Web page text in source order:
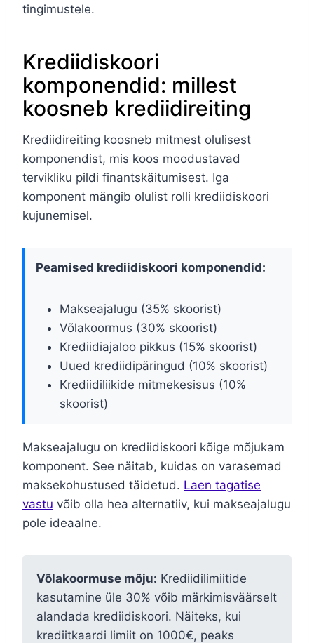
tingimustele.
Krediidiskoori
komponendid: millest
koosneb krediidireiting
Krediidireiting koosneb mitmest olulisest
komponendist, mis koos moodustavad
tervikliku pildi finantskäitumisest. Iga
komponent mängib olulist rolli krediidiskoori
kujunemisel.
Peamised krediidiskoori komponendid:
Makseajalugu (35% skoorist)
Võlakoormus (30% skoorist)
Krediidiajaloo pikkus (15% skoorist)
Uued krediidipäringud (10% skoorist)
Krediidiliikide mitmekesisus (10%
skoorist)
Makseajalugu on krediidiskoori kõige mõjukam
komponent. See näitab, kuidas on varasemad
maksekohustused täidetud. Laen tagatise
vastu võib olla hea alternatiiv, kui makseajalugu
pole ideaalne.
Võlakoormuse mõju: Krediidilimiitide
kasutamine üle 30% võib märkimisväärselt
alandada krediidiskoori. Näiteks, kui
krediitkaardi limiit on 1000€, peaks